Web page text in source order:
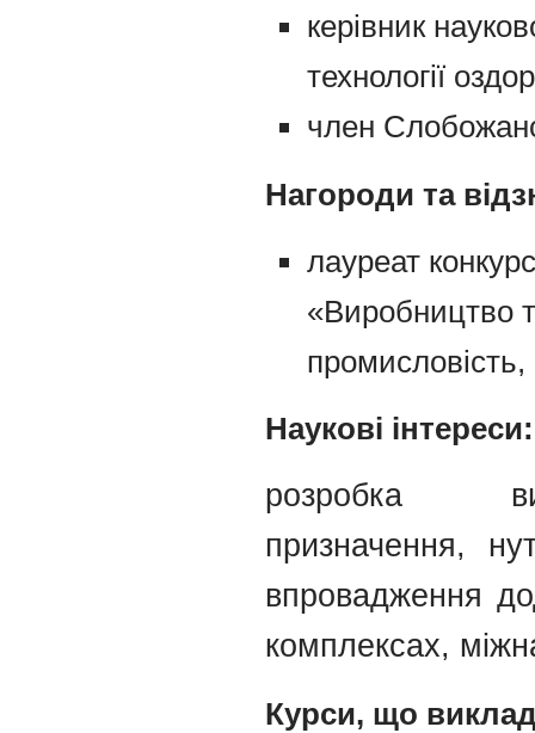
керівник
технології
член
Нагороди та
лауреат
«Виробництво
промисловість,
Наукові інтереси:
розробка
призначення,
впровадження
комплексах,
Курси, що